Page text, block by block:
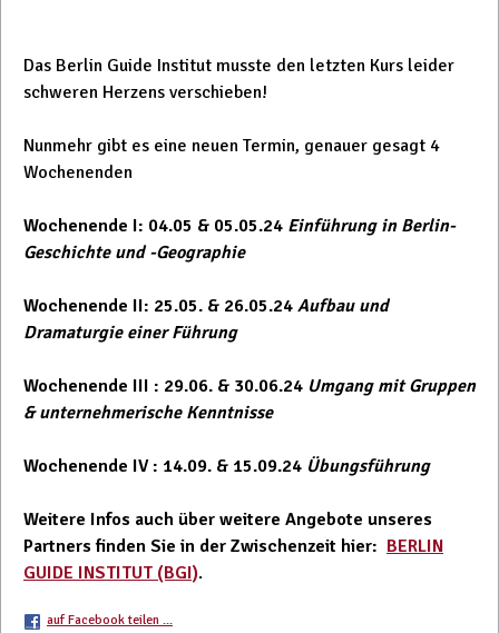
Das Berlin Guide Institut musste den letzten Kurs leider
schweren Herzens verschieben!
Nunmehr gibt es eine neuen Termin, genauer gesagt 4
Wochenenden
Wochenende I: 04.05 & 05.05.24 Einführung in Berlin-
Geschichte und -Geographie
Wochenende II: 25.05. & 26.05.24 Aufbau und
Dramaturgie einer Führung
Wochenende III : 29.06. & 30.06.24 Umgang mit Gruppen
& unternehmerische Kenntnisse
Wochenende IV : 14.09. & 15.09.24 Übungsführung
Weitere Infos auch über weitere Angebote unseres
Partners finden Sie in der Zwischenzeit hier: BERLIN
GUIDE INSTITUT (BGI).
auf Facebook teilen ...